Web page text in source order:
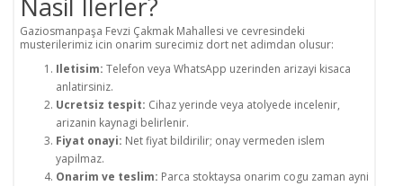
Nasil Ilerler?
Gaziosmanpaşa Fevzi Çakmak Mahallesi ve cevresindeki
musterilerimiz icin onarim surecimiz dort net adimdan olusur:
Iletisim: Telefon veya WhatsApp uzerinden arizayi kisaca
anlatirsiniz.
Ucretsiz tespit: Cihaz yerinde veya atolyede incelenir,
arizanin kaynagi belirlenir.
Fiyat onayi: Net fiyat bildirilir; onay vermeden islem
yapilmaz.
Onarim ve teslim: Parca stoktaysa onarim cogu zaman ayni